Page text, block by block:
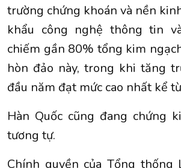
trường chứng khoán và nền
khẩu công nghệ thông tin
chiếm gần 80% tổng kim
hòn đảo này, trong khi tăng
đầu năm đạt mức cao nhất kể
Hàn Quốc cũng đang chứng
tương tự.
Chính quyền của Tổng thống